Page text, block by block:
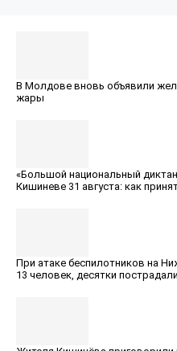
В Молдове вновь объявили
жары
«Большой национальный
Кишиневе 31 августа: как
При атаке беспилотников на
13 человек, десятки пострадали